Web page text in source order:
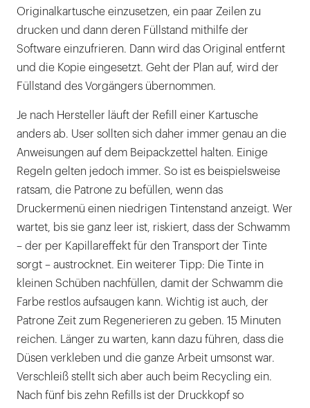
Originalkartusche einzusetzen, ein paar Zeilen zu
drucken und dann deren Füllstand mithilfe der
Software einzufrieren. Dann wird das Original entfernt
und die Kopie eingesetzt. Geht der Plan auf, wird der
Füllstand des Vorgängers übernommen.
Je nach Hersteller läuft der Refill einer Kartusche
anders ab. User sollten sich daher immer genau an die
Anweisungen auf dem Beipackzettel halten. Einige
Regeln gelten jedoch immer. So ist es beispielsweise
ratsam, die Patrone zu befüllen, wenn das
Druckermenü einen niedrigen Tintenstand anzeigt. Wer
wartet, bis sie ganz leer ist, riskiert, dass der Schwamm
– der per Kapillareffekt für den Transport der Tinte
sorgt – austrocknet. Ein weiterer Tipp: Die Tinte in
kleinen Schüben nachfüllen, damit der Schwamm die
Farbe restlos aufsaugen kann. Wichtig ist auch, der
Patrone Zeit zum Regenerieren zu geben. 15 Minuten
reichen. Länger zu warten, kann dazu führen, dass die
Düsen verkleben und die ganze Arbeit umsonst war.
Verschleiß stellt sich aber auch beim Recycling ein.
Nach fünf bis zehn Refills ist der Druckkopf so